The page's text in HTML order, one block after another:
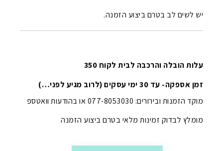
יש לשים לב בטרם ביצוע הזמנה.
עלות הובלה והרכבה לבית לקוח 350
זמן אספקה- עד 30 ימי עסקים (לרוב מגיע לפני…)
מוקד הזמנות ובירורים: 077-8053030 או בהודעות וואטספ
מומלץ לבדוק זמינות מלאי בטרם ביצוע הזמנה